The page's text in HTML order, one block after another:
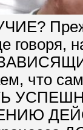
говоря,
что